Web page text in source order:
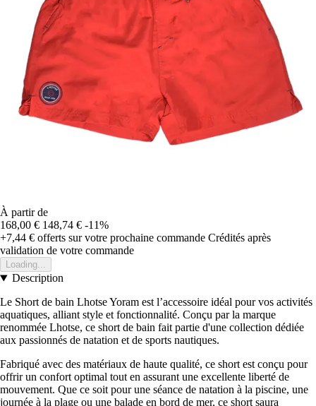
À partir de
168,00 € 148,74 € -11%
+7,44 € offerts sur votre prochaine commande Crédités après
validation de votre commande
Loading...
Description
Le Short de bain Lhotse Yoram est l’accessoire idéal pour vos activités
aquatiques, alliant style et fonctionnalité. Conçu par la marque
renommée Lhotse, ce short de bain fait partie d'une collection dédiée
aux passionnés de natation et de sports nautiques.
Fabriqué avec des matériaux de haute qualité, ce short est conçu pour
offrir un confort optimal tout en assurant une excellente liberté de
mouvement. Que ce soit pour une séance de natation à la piscine, une
journée à la plage ou une balade en bord de mer, ce short saura